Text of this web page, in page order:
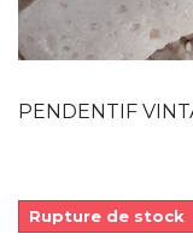
PENDENTIF
Rupture de stock